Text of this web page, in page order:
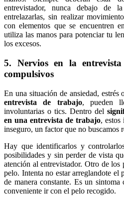
entrevistador, nunca debajo de
entrelazarlas, sin realizar
con elementos que se encuentren
utiliza las manos para potenciar tu
los excesos.
5. Nervios en la
compulsivos
En una situación de ansiedad, estrés
entrevista de trabajo, pueden
involuntarias o tics. Dentro del
en una entrevista de trabajo, estos
inseguro, un factor que no buscamos
Hay que identificarlos y
posibilidades y sin perder de vista
atención al entrevistador. Otro de los
pelo. Intenta no estar arreglandote el
de manera constante. Es un
conveniente ir con el pelo recogido.